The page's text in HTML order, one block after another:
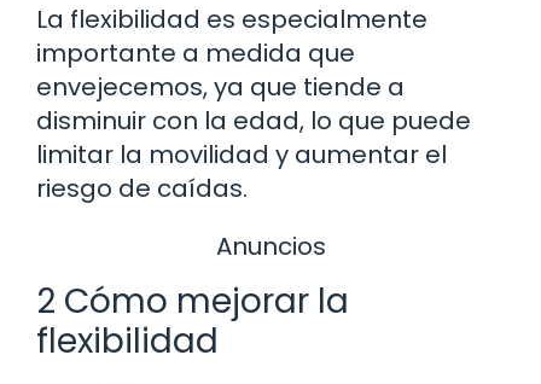
La flexibilidad es especialmente
importante a medida que
envejecemos, ya que tiende a
disminuir con la edad, lo que puede
limitar la movilidad y aumentar el
riesgo de caídas.
Anuncios
2 Cómo mejorar la
flexibilidad